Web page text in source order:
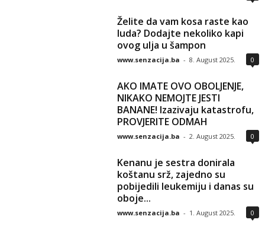
Želite da vam kosa raste kao
luda? Dodajte nekoliko kapi
ovog ulja u šampon
www.senzacija.ba - 8. August 2025. 0
AKO IMATE OVO OBOLJENJE,
NIKAKO NEMOJTE JESTI
BANANE! Izazivaju katastrofu,
PROVJERITE ODMAH
www.senzacija.ba - 2. August 2025. 0
Kenanu je sestra donirala
koštanu srž, zajedno su
pobijedili leukemiju i danas su
oboje...
www.senzacija.ba - 1. August 2025. 0